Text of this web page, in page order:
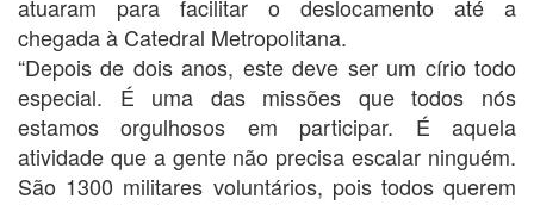
atuaram para facilitar o deslocamento até a
chegada à Catedral Metropolitana.
“Depois de dois anos, este deve ser um círio todo
especial. É uma das missões que todos nós
estamos orgulhosos em participar. É aquela
atividade que a gente não precisa escalar ninguém.
São 1300 militares voluntários, pois todos querem